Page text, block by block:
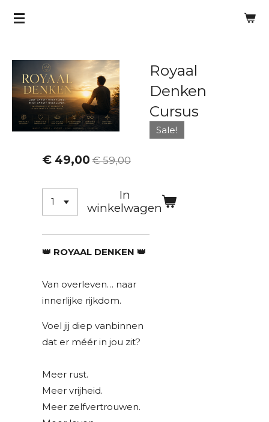
Ga
de
hoofdinhoud
Royaal
Denken
Cursus
Sale!
€ 49,00 € 59,00
In
winkelwagen
👑 ROYAAL DENKEN 👑
Van overleven… naar
innerlijke rijkdom.
Voel jij diep vanbinnen
dat er méér in jou zit?
Meer rust.
Meer vrijheid.
Meer zelfvertrouwen.